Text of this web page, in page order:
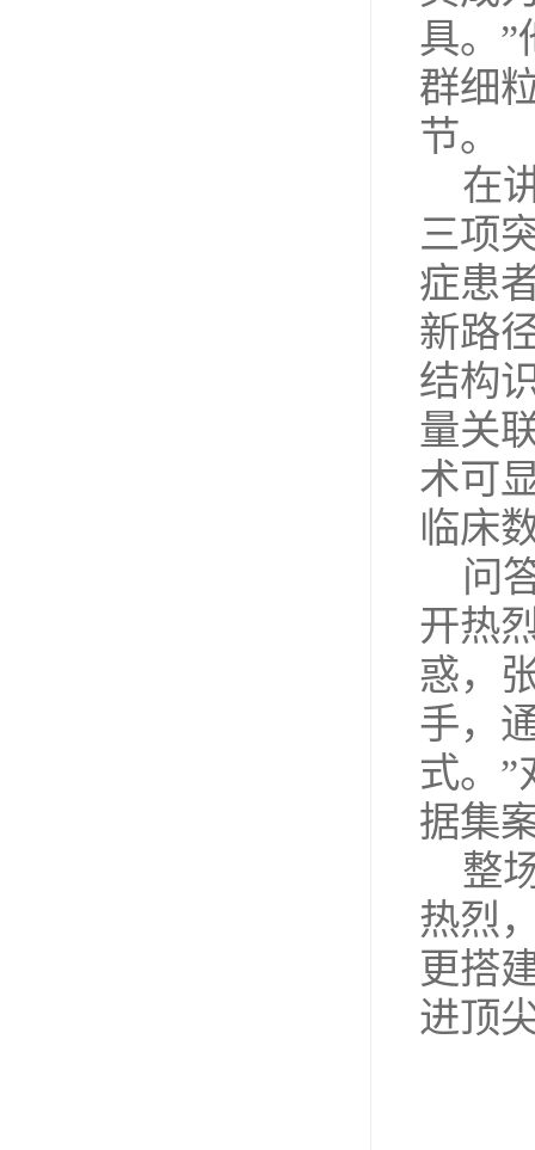
具。”
群细
节。
在
三项
症患
新路
结构
量关
术可
临床
问
开热
惑，
手，
式。
据集
整
热烈
更搭
进顶